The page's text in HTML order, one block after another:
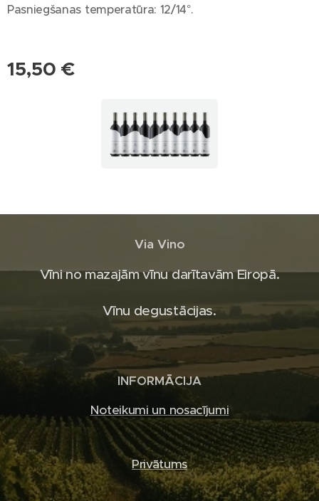
Pasniegšanas temperatūra: 12/14°.
15,50 €
Via Vino
Vīni no mazajām vīnu darītavām Eiropā.
Vīnu degustācijas.
INFORMĀCIJA
Noteikumi un nosacījumi
Privātums